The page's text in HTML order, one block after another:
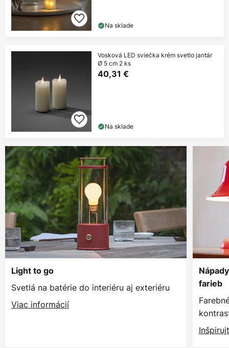
Na sklade
Vosková LED sviečka krém svetlo jantár
Ø 5 cm 2 ks
40,31 €
Na sklade
Light to go
Svetlá na batérie do interiéru aj exteriéru
Viac informácií
farieb